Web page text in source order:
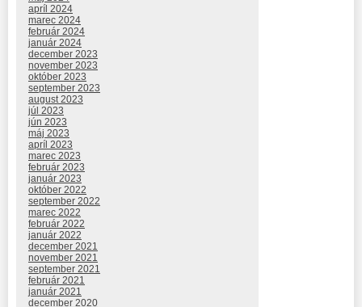
apríl 2024
marec 2024
február 2024
január 2024
december 2023
november 2023
október 2023
september 2023
august 2023
júl 2023
jún 2023
máj 2023
apríl 2023
marec 2023
február 2023
január 2023
október 2022
september 2022
marec 2022
február 2022
január 2022
december 2021
november 2021
september 2021
február 2021
január 2021
december 2020